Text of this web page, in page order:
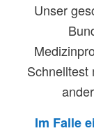
Unser
Schnelltest
Im Falle